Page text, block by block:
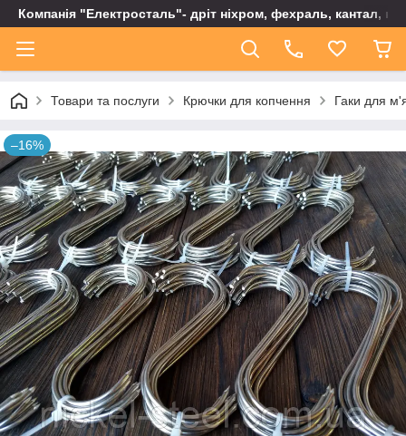
Компанія "Електросталь"- дріт ніхром, фехраль, кантал,
Товари та послуги Крючки для копчення Гаки для
–16%